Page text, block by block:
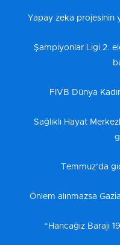
Yapay zeka projesinin
Şampiyonlar Ligi 2.
FIVB Dünya
Sağlıklı Hayat
Temmuz’da
Önlem alınmazsa
“Hancağız Barajı